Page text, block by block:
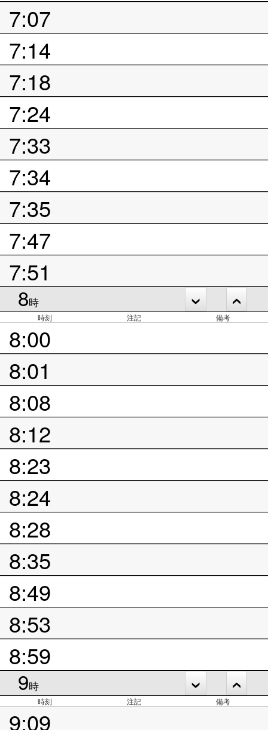
7:07
7:14
7:18
7:24
7:33
7:34
7:35
7:47
7:51
8時
時刻 注記 備考
8:00
8:01
8:08
8:12
8:23
8:24
8:28
8:35
8:49
8:53
8:59
9時
時刻 注記 備考
9:09